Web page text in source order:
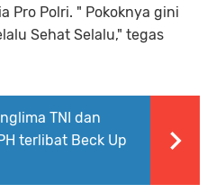
Pro Polri. " Pokoknya gini
Sehat Selalu," tegas
TNI dan
terlibat Beck Up